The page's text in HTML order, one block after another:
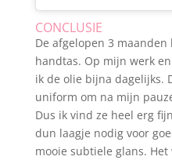
CONCLUSIE
De afgelopen 3
handtas. Op mijn werk
ik de olie bijna dagelijks.
uniform om na mijn
Dus ik vind ze heel erg
dun laagje nodig voor
mooie subtiele glans.